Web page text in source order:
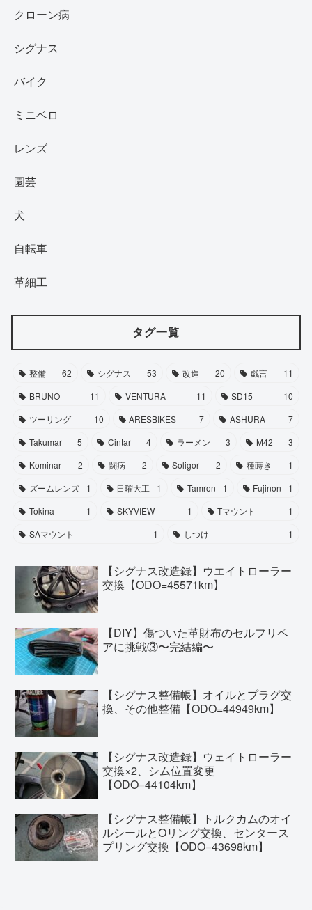
クローン病
シグナス
バイク
ミニベロ
レンズ
園芸
犬
自転車
革細工
タグ一覧
整備 62 シグナス 53 改造 20 戯言
11
BRUNO
11 VENTURA 11 SD15
10
ツーリング
10 ARESBIKES 7 ASHURA
7
Takumar
5 Cintar 4 ラーメン 3 M42
3
Kominar
2 闘病 2 Soligor 2 種蒔き
1
ズームレンズ
1 日曜大工 1 Tamron 1 Fujinon
1
Tokina
1 SKYVIEW 1 Tマウント
1
SAマウント
1 しつけ 1
【シグナス改造録】ウエイトローラー
交換【ODO=45571km】
【DIY】傷ついた革財布のセルフリペ
アに挑戦③〜完結編〜
【シグナス整備帳】オイルとプラグ交
換、その他整備【ODO=44949km】
【シグナス改造録】ウェイトローラー
交換×2、シム位置変更
【ODO=44104km】
【シグナス整備帳】トルクカムのオイ
ルシールとOリング交換、センタース
プリング交換【ODO=43698km】